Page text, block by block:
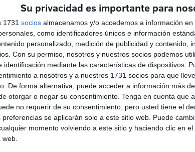
Su privacidad es importante para
1731 socios almacenamos y/o accedemos a información
como identificadores únicos e información
personalizado, medición de publicidad y contenido,
Con su permiso, nosotros y nuestros socios podemos
identificación mediante las características de dispositivos.
a nosotros y a nuestros 1731 socios para que
De forma alternativa, puede acceder a información más
otorgar o negar su consentimiento. Tenga en cuenta que
no requerir de su consentimiento, pero usted tiene el
preferencias se aplicarán solo a este sitio web. Puede
momento volviendo a este sitio y haciendo clic en
web.